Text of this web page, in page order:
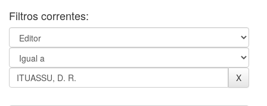
Filtros correntes: